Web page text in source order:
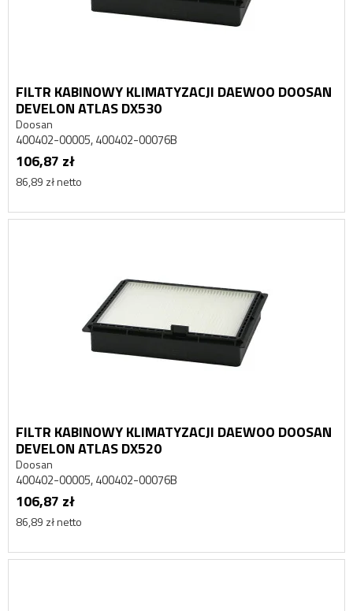
FILTR KABINOWY KLIMATYZACJI DAEWOO DOOSAN
DEVELON ATLAS DX530
Doosan
400402-00005, 400402-00076B
106,87 zł
86,89 zł netto
FILTR KABINOWY KLIMATYZACJI DAEWOO DOOSAN
DEVELON ATLAS DX520
Doosan
400402-00005, 400402-00076B
106,87 zł
86,89 zł netto